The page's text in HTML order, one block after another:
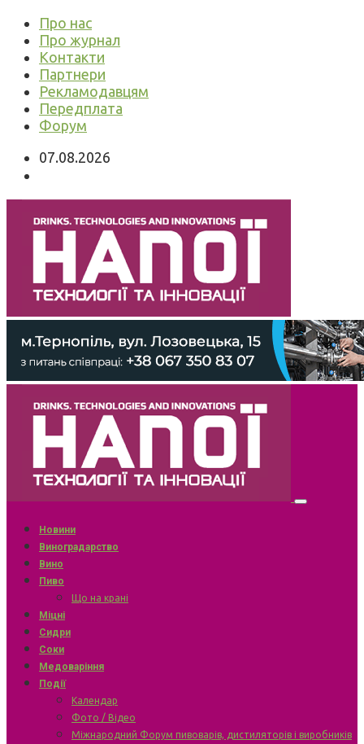
Про нас
Про журнал
Контакти
Партнери
Рекламодавцям
Передплата
Форум
07.08.2026
Новини
Виноградарство
Вино
Пиво
Що на крані
Міцні
Сидри
Соки
Медоваріння
Події
Календар
Фото / Відео
Міжнародний Форум пивоварів, дистиляторів і виробників